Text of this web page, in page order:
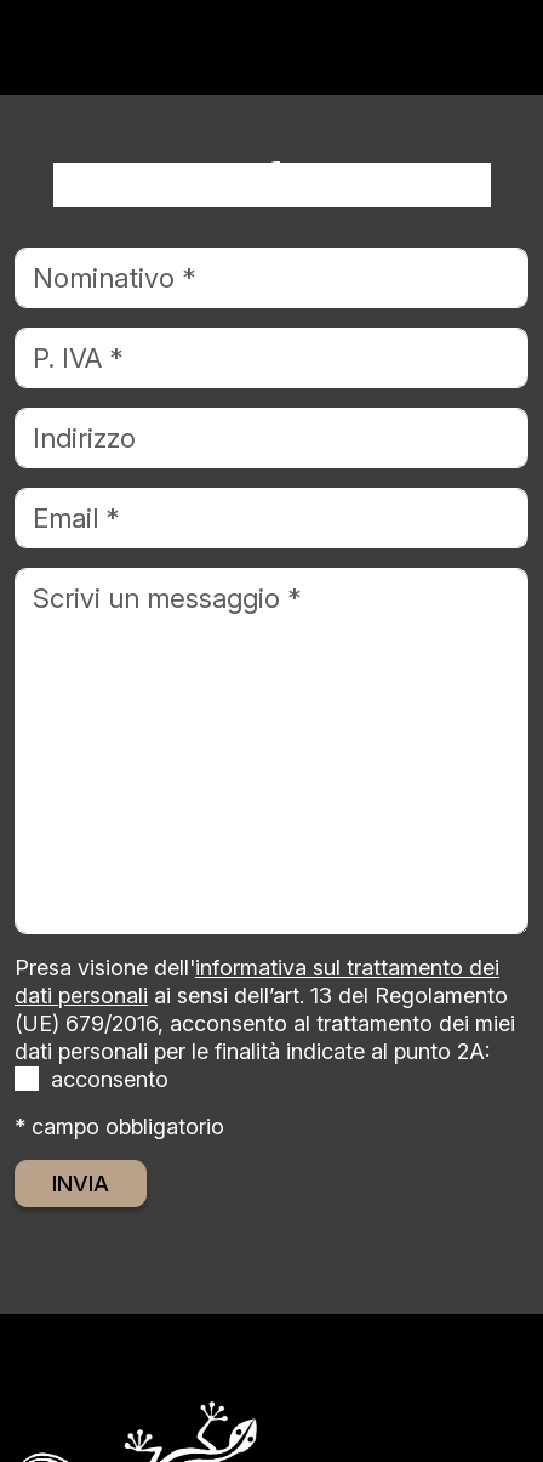
Richiedi informazioni
Presa visione dell'informativa sul trattamento dei
dati personali ai sensi dell’art. 13 del Regolamento
(UE) 679/2016, acconsento al trattamento dei miei
dati personali per le finalità indicate al punto 2A:
acconsento
* campo obbligatorio